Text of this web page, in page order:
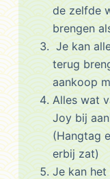
de zelfde
brengen
Je kan
terug
aankoop
Alles wat
Joy bij
(Hangtag
erbij zat)
Je kan het